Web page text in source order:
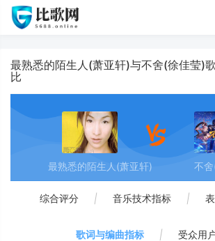
最熟悉的陌生人(萧亚轩)与不舍(徐佳莹)
比
最熟悉的陌生人(萧亚轩) 不
综合评分 | 音乐技术指标 |
歌词与编曲指标 | 受众用